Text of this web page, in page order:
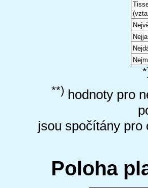
**) hodnoty pro
jsou spočítány pro
Poloha